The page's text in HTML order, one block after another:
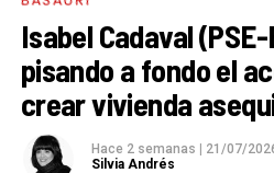
Isabel Cadaval
pisando a fondo el
crear vivienda
Hace 2 semanas
21/07/
Silvia Andrés